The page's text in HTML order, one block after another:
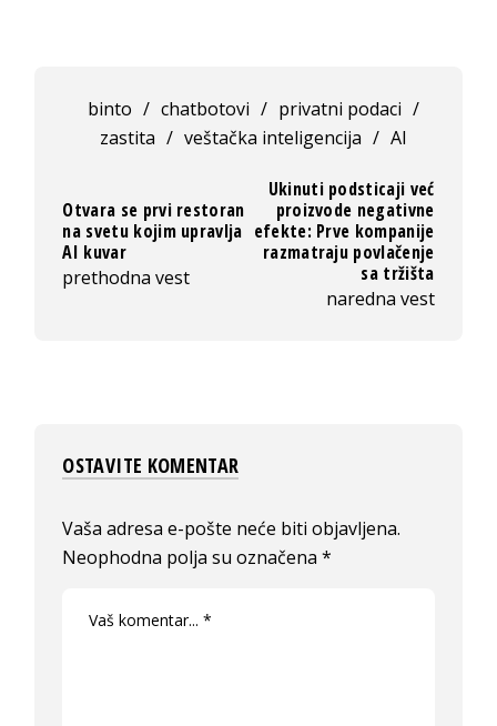
binto / chatbotovi / privatni podaci /
zastita / veštačka inteligencija / AI
Otvara se prvi restoran
na svetu kojim upravlja
AI kuvar
prethodna vest
Ukinuti podsticaji već
proizvode negativne
efekte: Prve kompanije
razmatraju povlačenje
sa tržišta
naredna vest
OSTAVITE KOMENTAR
Vaša adresa e-pošte neće biti objavljena.
Neophodna polja su označena*